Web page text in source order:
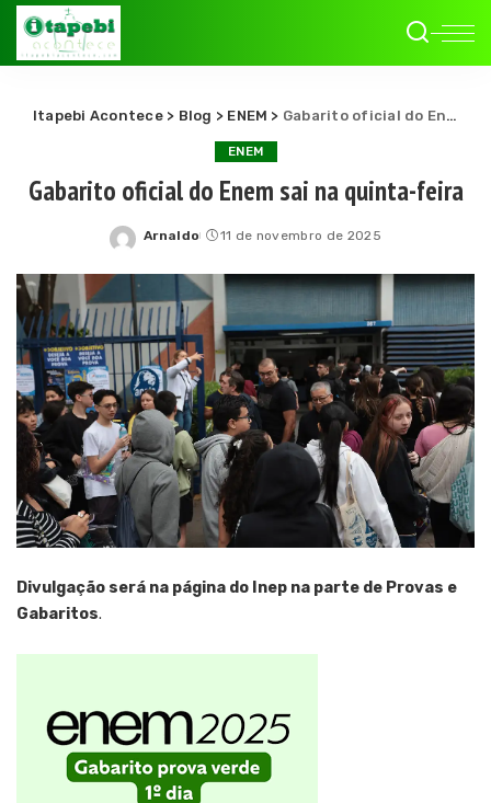
Itapebi Acontece> Blog > ENEM > Gabarito oficial do Enem sai na quinta-feira
ENEM
Gabarito oficial do Enem sai na quinta-feira
Posted
Arnaldo 11 de novembro de 2025
Divulgação será na página do Inep na parte de Provas e
Gabaritos.